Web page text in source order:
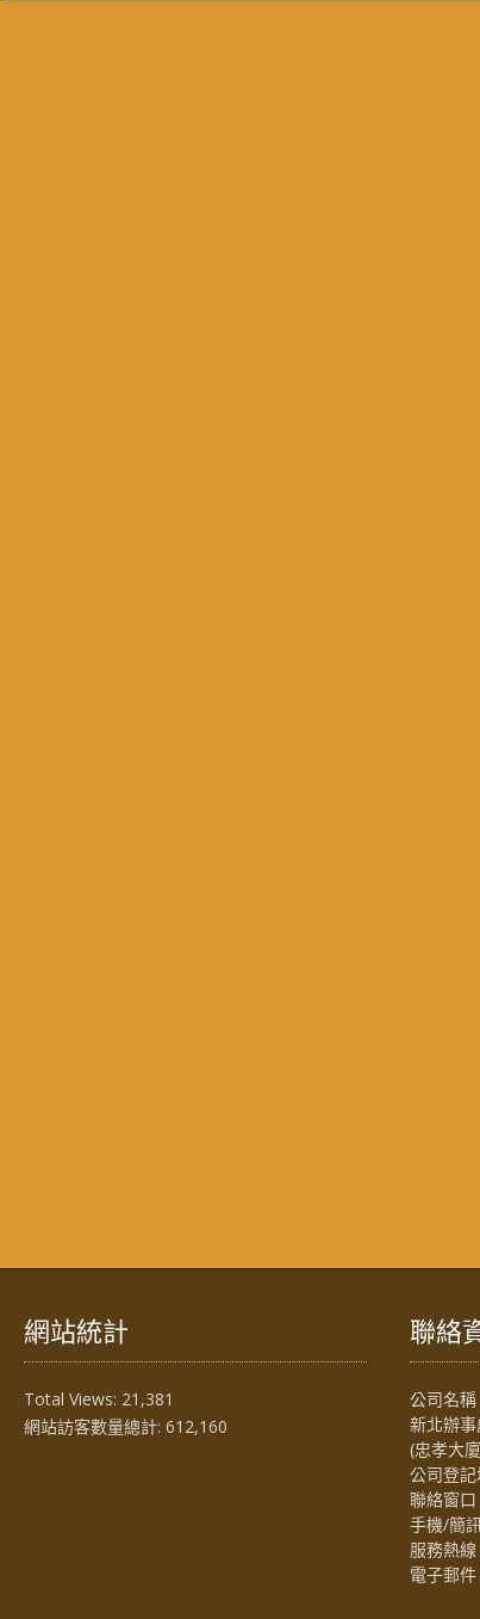
網站統計
Total Views: 21,381
網站訪客數量總計: 612,160
聯絡
公司名
新北辦
(忠孝大
公司登
聯絡窗
手機/簡
服務熱線
電子郵件